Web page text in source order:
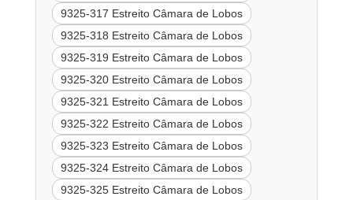
9325-317 Estreito Câmara de Lobos
9325-318 Estreito Câmara de Lobos
9325-319 Estreito Câmara de Lobos
9325-320 Estreito Câmara de Lobos
9325-321 Estreito Câmara de Lobos
9325-322 Estreito Câmara de Lobos
9325-323 Estreito Câmara de Lobos
9325-324 Estreito Câmara de Lobos
9325-325 Estreito Câmara de Lobos